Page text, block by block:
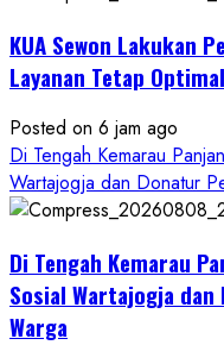
KUA Sewon Lakukan
Layanan Tetap
Posted on 6 jam ago
Di Tengah Kemarau
Wartajogja dan Donatur
Di Tengah Kemarau
Sosial Wartajogja
Warga